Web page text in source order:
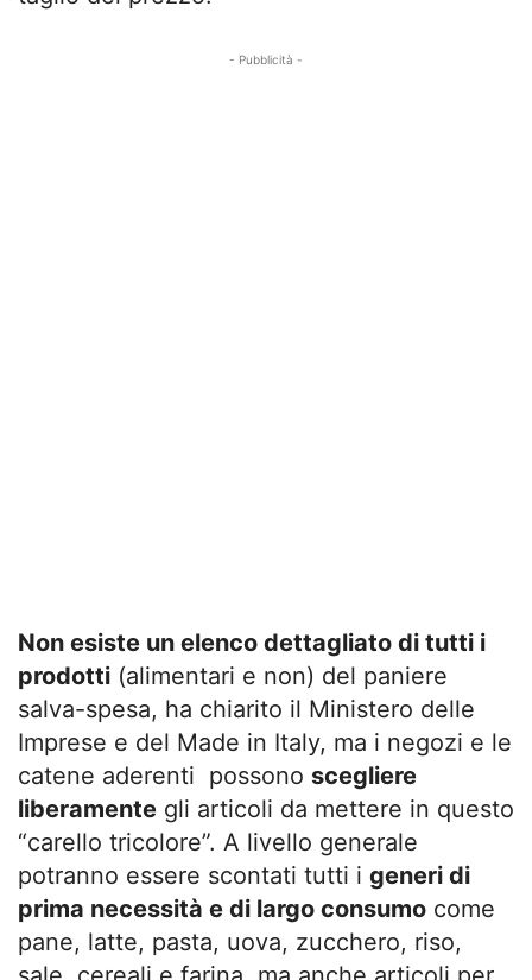
- Pubblicità -
Non esiste un elenco dettagliato di tutti i
prodotti (alimentari e non) del paniere
salva-spesa, ha chiarito il Ministero delle
Imprese e del Made in Italy, ma i negozi e le
catene aderenti possono scegliere
liberamente gli articoli da mettere in questo
“carello tricolore”. A livello generale
potranno essere scontati tutti i generi di
prima necessità e di largo consumo come
pane, latte, pasta, uova, zucchero, riso,